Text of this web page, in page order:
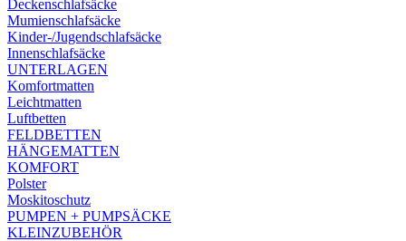
Deckenschlafsäcke
Mumienschlafsäcke
Kinder-/Jugendschlafsäcke
Innenschlafsäcke
UNTERLAGEN
Komfortmatten
Leichtmatten
Luftbetten
FELDBETTEN
HÄNGEMATTEN
KOMFORT
Polster
Moskitoschutz
PUMPEN + PUMPSÄCKE
KLEINZUBEHÖR